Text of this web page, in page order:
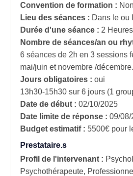
Convention de formation : Non
Lieu des séances : Dans le ou
Durée d'une séance : 2 Heures
Nombre de séances/an ou
6 séances de 2h en 3 sessions
mai/juin et novembre /décembre.
Jours obligatoires : oui
13h30-15h30 sur 6 jours (1
Date de début : 02/10/2025
Date limite de réponse : 09/08/
Budget estimatif : 5500€ pour
Prestataire.s
Profil de l'intervenant :
Psychothérapeute,